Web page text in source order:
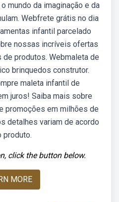
mundo da imaginação e da
Webfrete grátis no dia
infantil parcelado
nossas incríveis ofertas
produtos. Webmaleta de
brinquedos construtor.
maleta infantil de
juros! Saiba mais sobre
promoções em milhões de
detalhes variam de acordo
produto.
click the button below.
MORE